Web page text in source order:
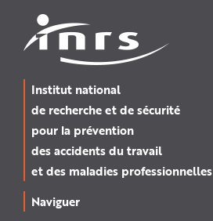
Institut national
de recherche et de sécurité
pour la prévention
des accidents du travail
et des maladies professionnelles
Naviguer